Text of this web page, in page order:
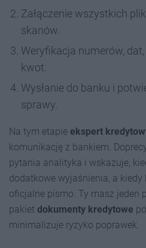
Załączenie wszystkich
skanów.
Weryfikacja numerów,
kwot.
Wysłanie do banku i
sprawy.
Na tym etapie ekspert
komunikację z bankiem.
pytania analityka i wskazuje,
dodatkowe wyjaśnienia, a kiedy
oficjalne pismo. Ty masz jeden
pakiet dokumenty kredytowe
minimalizuje ryzyko poprawek.